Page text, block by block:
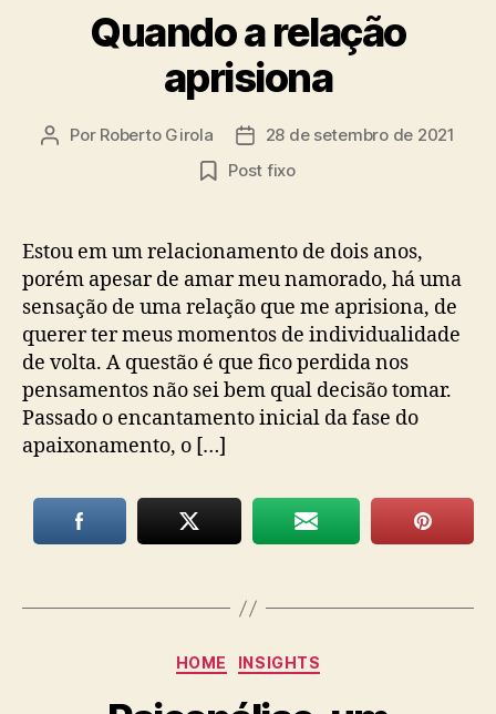
Quando a relação
aprisiona
Autor
Por Roberto Girola
Data28 de setembro de 2021
Post fixo
Estou em um relacionamento de dois anos,
porém apesar de amar meu namorado, há uma
sensação de uma relação que me aprisiona, de
querer ter meus momentos de individualidade
de volta. A questão é que fico perdida nos
pensamentos não sei bem qual decisão tomar.
Passado o encantamento inicial da fase do
apaixonamento, o […]
Categorias
HOME INSIGHTS